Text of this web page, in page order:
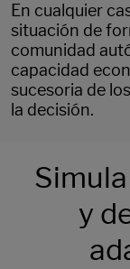
En cualquier
situación de
comunidad
capacidad
sucesoria de
la decisión.
y